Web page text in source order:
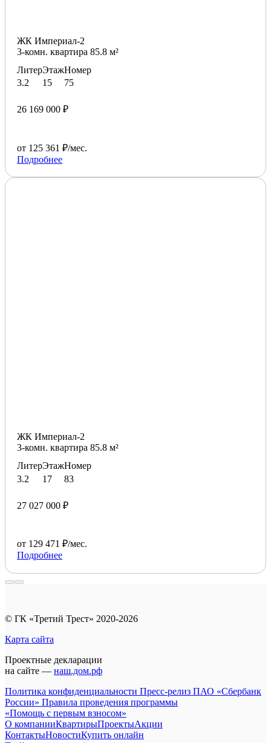
ЖК Империал-2
3-комн. квартира 85.8 м²
Литер
3.2
Этаж
15
Номер
75
26 169 000 ₽
от 125 361 ₽/мес.
Подробнее
ЖК Империал-2
3-комн. квартира 85.8 м²
Литер
3.2
Этаж
17
Номер
83
27 027 000 ₽
от 129 471 ₽/мес.
Подробнее
© ГК «Третий Трест» 2020-2026
Карта сайта
Проектные декларации
на сайте — наш.дом.рф
Политика конфиденциальности Пресс-релиз ПАО «Сбербанк
России» Правила проведения программы
«Помощь с первым взносом»
О компанииКвартирыПроектыАкции
КонтактыНовостиКупить онлайн